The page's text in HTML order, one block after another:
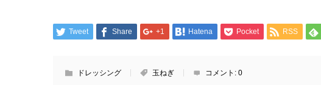
Tweet Share +1 Hatena Pocket RSS
ドレッシング 玉ねぎ コメント: 0